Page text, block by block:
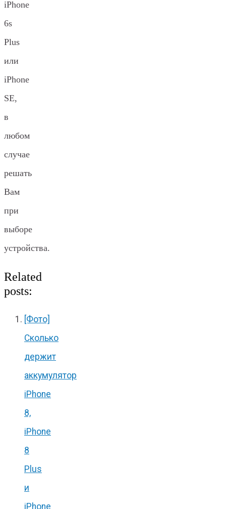
iPhone
6s
Plus
или
iPhone
SE,
в
любом
случае
решать
Вам
при
выборе
устройства.
Related
posts:
[Фото]
Сколько
держит
аккумулятор
iPhone
8,
iPhone
8
Plus
и
iPhone